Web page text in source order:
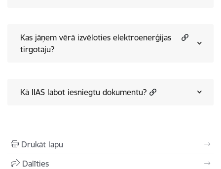
Kas jāņem vērā izvēloties elektroenerģijas
tirgotāju?
Kā IIAS labot iesniegtu dokumentu?
Drukāt lapu
Dalīties